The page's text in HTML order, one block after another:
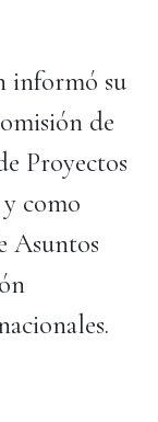
informó su
de
Proyectos
como
Asuntos